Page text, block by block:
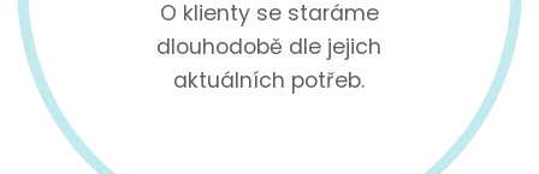
O klienty se staráme
dlouhodobě dle jejich
aktuálních potřeb.